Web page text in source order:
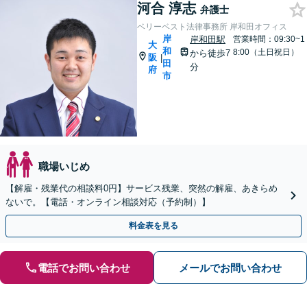
河合 淳志 弁護士
ベリーベスト法律事務所 岸和田オフィス
大
阪
府
|
岸
和
田
市
岸和田駅
から徒歩7
分
営業時間：09:30~1
8:00（土日祝日）
職場いじめ
【解雇・残業代の相談料0円】サービス残業、突然の解雇、あきらめ
ないで。【電話・オンライン相談対応（予約制）】
料金表を見る
電話でお問い合わせ メールでお問い合わせ